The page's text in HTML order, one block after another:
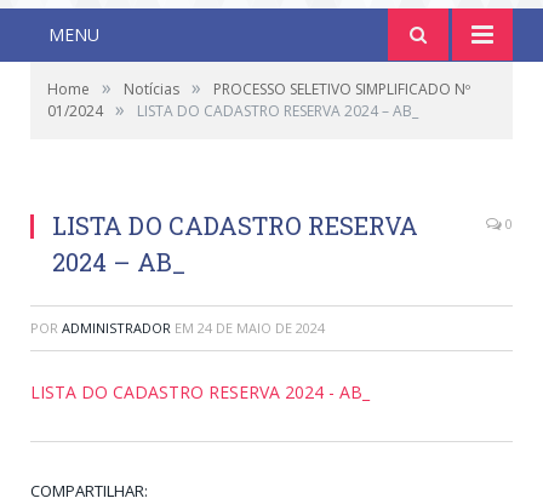
MENU
Home » Notícias »
PROCESSO SELETIVO SIMPLIFICADO Nº
01/2024 » LISTA DO CADASTRO RESERVA 2024 – AB_
LISTA DO CADASTRO RESERVA
2024 – AB_
0
POR ADMINISTRADOR EM 24 DE MAIO DE 2024
LISTA DO CADASTRO RESERVA 2024 - AB_
COMPARTILHAR: